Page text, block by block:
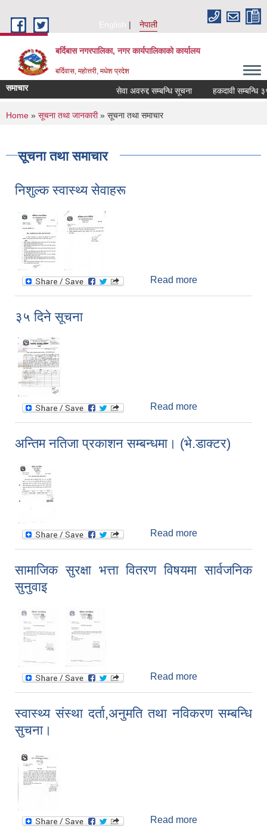
English
नेपाली
बर्दिबास नगरपालिका, नगर कार्यपालिकाको कार्यालय
बर्दिवास, महोत्तरी, मधेश प्रदेश
समाचार सेवा अवरुद्द सम्बन्धि सूचना हकदावी सम्बन्धि ३५
You are here
Home » सूचना तथा जानकारी» सूचना तथा समाचार
सूचना तथा समाचार
निशुल्क स्वास्थ्य सेवाहरू
Read more
३५ दिने सूचना
Read more
अन्तिम नतिजा प्रकाशन सम्बन्धमा। (भे.डाक्टर)
Read more
(भे.डाक्टर)
सामाजिक सुरक्षा भत्ता वितरण विषयमा सार्वजनिक
सुनुवाइ
Read more
सुनुवाइ
स्वास्थ्य संस्था दर्ता,अनुमति तथा नविकरण सम्बन्धि
सुचना।
Read more